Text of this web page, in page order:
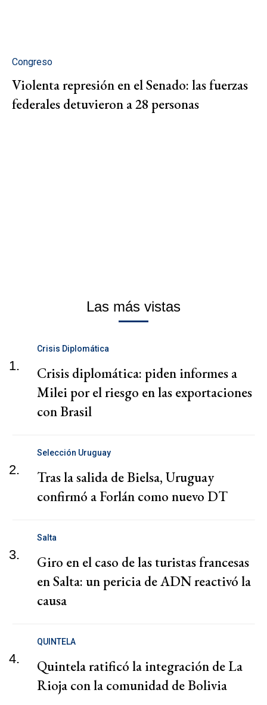
Congreso
Violenta represión en el Senado: las fuerzas
federales detuvieron a 28 personas
Las más vistas
1.
Crisis Diplomática
Crisis diplomática: piden informes a
Milei por el riesgo en las exportaciones
con Brasil
2.
Selección Uruguay
Tras la salida de Bielsa, Uruguay
confirmó a Forlán como nuevo DT
3.
Salta
Giro en el caso de las turistas francesas
en Salta: un pericia de ADN reactivó la
causa
4.
QUINTELA
Quintela ratificó la integración de La
Rioja con la comunidad de Bolivia